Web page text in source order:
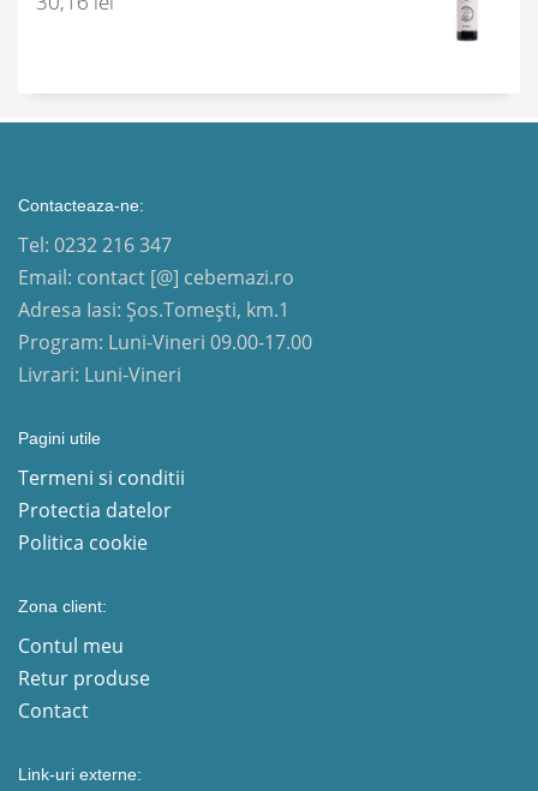
Contacteaza-ne:
Tel: 0232 216 347
Email: contact [@] cebemazi.ro
Adresa Iasi: Șos.Tomești, km.1
Program: Luni-Vineri 09.00-17.00
Livrari: Luni-Vineri
Pagini utile
Termeni si conditii
Protectia datelor
Politica cookie
Zona client:
Contul meu
Retur produse
Contact
Link-uri externe: